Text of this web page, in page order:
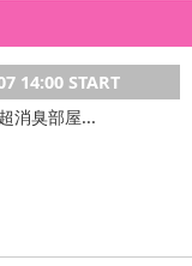
14:00 START
消臭部屋...